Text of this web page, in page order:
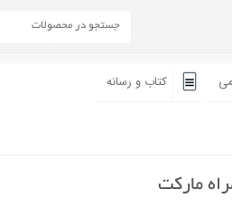
کتاب و رسانه
مارکت